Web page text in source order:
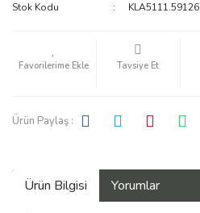
Stok Kodu
KLA5111.59126
Tavsiye Et
Ürün Paylaş :
Ürün Bilgisi Yorumlar